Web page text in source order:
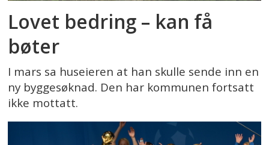
Lovet bedring – kan få
bøter
I mars sa huseieren at han skulle sende inn en
ny byggesøknad. Den har kommunen fortsatt
ikke mottatt.